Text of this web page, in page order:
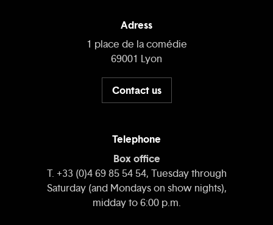
Adress
1 place de la comédie
69001 Lyon
Contact us
Telephone
Box office
T. +33 (0)4 69 85 54 54, Tuesday through
Saturday (and Mondays on show nights),
midday to 6:00 p.m.